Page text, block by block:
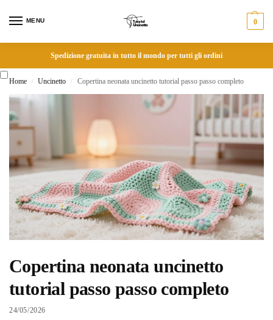
MENU 0
Spedizione gratuita in tutto il mondo per tutti gli ordini
Home / Uncinetto / Copertina neonata uncinetto tutorial passo passo completo
Copertina neonata uncinetto
tutorial passo passo completo
24/05/2026